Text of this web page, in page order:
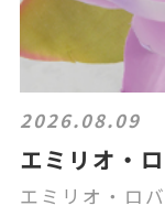
2026.08.09
エミリオ・
エミリオ・ロバ